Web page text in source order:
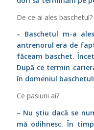
De ce ai ales baschetul?
– Baschetul m-a
antrenorul era de
făceam baschet.
După ce termin
în domeniul
Ce pasiuni ai?
– Nu știu dacă se
mă odihnesc. În